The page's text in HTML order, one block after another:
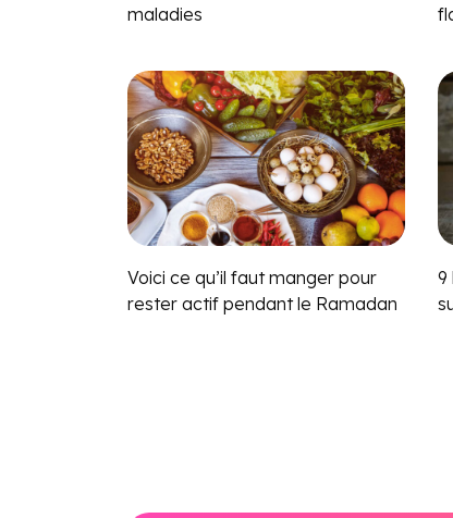
maladies
Voici ce qu’il faut manger pour
rester actif pendant le Ramadan
9